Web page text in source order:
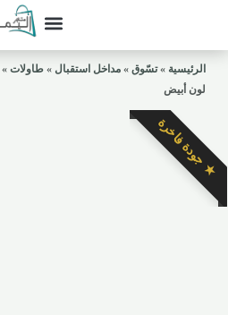
الرئيسية »تسّوق » مداخل استقبال » طاولات »
لون أبيض
★ جودة فاخرة